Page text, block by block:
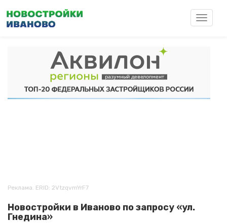
основному
Toggle
Реклама. ERID: 2VtzqvmYrF7
Новостройки в Иваново по запросу «ул.
Гнедина»